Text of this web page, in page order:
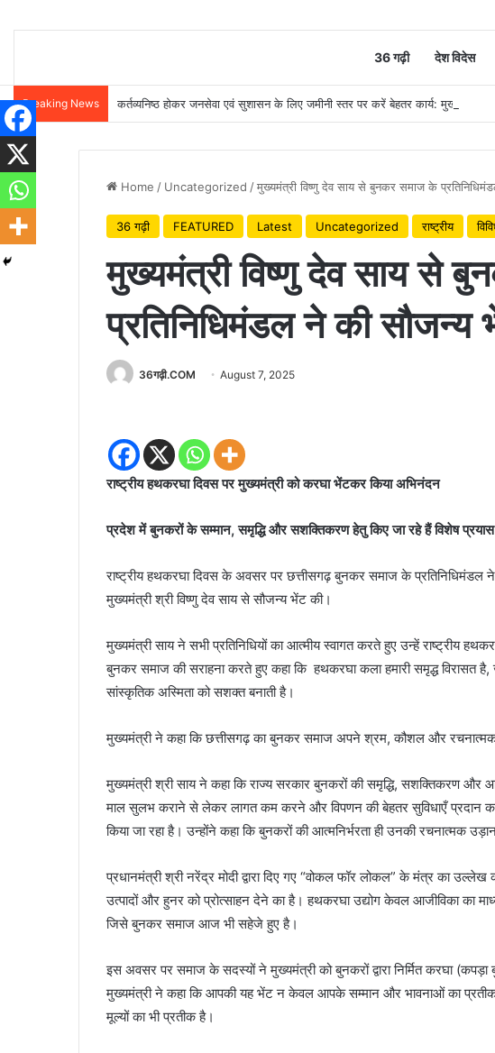
36 गढ़ी देश विदेस
Breaking News कर्तव्यनिष्ठ होकर जनसेवा एवं सुशासन के लिए जमीनी स्तर पर करें बेहतर कार्य: मुख्यमंत्री
Home / Uncategorized /मुख्यमंत्री विष्णु देव साय से बुनकर समाज के
36 गढ़ी FEATURED Latest Uncategorized राष्ट्रीय
मुख्यमंत्री विष्णु देव साय से
प्रतिनिधिमंडल ने की सौजन्य
36गढ़ी.COM August 7, 2025
राष्ट्रीय हथकरघा दिवस पर मुख्यमंत्री को करघा भेंटकर किया अभिनंदन
प्रदेश में बुनकरों के सम्मान, समृद्धि और सशक्तिकरण हेतु किए जा रहे हैं विशेष
राष्ट्रीय हथकरघा दिवस के अवसर पर छत्तीसगढ़ बुनकर समाज के प्रतिनिधिमंडल ने
मुख्यमंत्री श्री विष्णु देव साय से सौजन्य भेंट की।
मुख्यमंत्री साय ने सभी प्रतिनिधियों का आत्मीय स्वागत करते हुए उन्हें राष्ट्रीय
बुनकर समाज की सराहना करते हुए कहा कि हथकरघा कला हमारी समृद्ध विरासत है,
सांस्कृतिक अस्मिता को सशक्त बनाती है।
मुख्यमंत्री ने कहा कि छत्तीसगढ़ का बुनकर समाज अपने श्रम, कौशल और
मुख्यमंत्री श्री साय ने कहा कि राज्य सरकार बुनकरों की समृद्धि, सशक्तिकरण और
माल सुलभ कराने से लेकर लागत कम करने और विपणन की बेहतर सुविधाएँ प्रदान
किया जा रहा है। उन्होंने कहा कि बुनकरों की आत्मनिर्भरता ही उनकी रचनात्मक
प्रधानमंत्री श्री नरेंद्र मोदी द्वारा दिए गए “वोकल फॉर लोकल” के मंत्र का
उत्पादों और हुनर को प्रोत्साहन देने का है। हथकरघा उद्योग केवल आजीविका का
जिसे बुनकर समाज आज भी सहेजे हुए है।
इस अवसर पर समाज के सदस्यों ने मुख्यमंत्री को बुनकरों द्वारा निर्मित करघा
मुख्यमंत्री ने कहा कि आपकी यह भेंट न केवल आपके सम्मान और भावनाओं का
मूल्यों का भी प्रतीक है।